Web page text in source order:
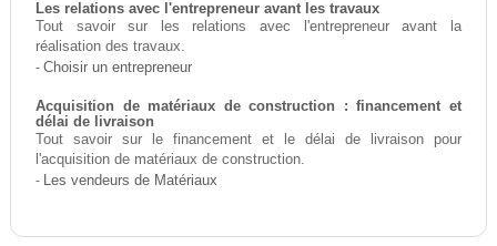
Les relations avec l'entrepreneur avant les travaux
Tout savoir sur les relations avec l'entrepreneur avant la
réalisation des travaux.
- Choisir un entrepreneur
Acquisition de matériaux de construction : financement et
délai de livraison
Tout savoir sur le financement et le délai de livraison pour
l'acquisition de matériaux de construction.
- Les vendeurs de Matériaux